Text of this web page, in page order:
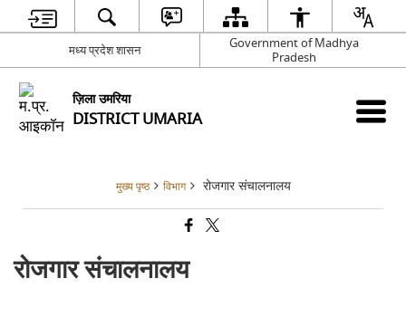
मध्य प्रदेश शासन
Government of Madhya
Pradesh
ज़िला उमरिया
DISTRICT UMARIA
मुख्य पृष्ठ विभाग रोजगार संचालनालय
रोजगार संचालनालय